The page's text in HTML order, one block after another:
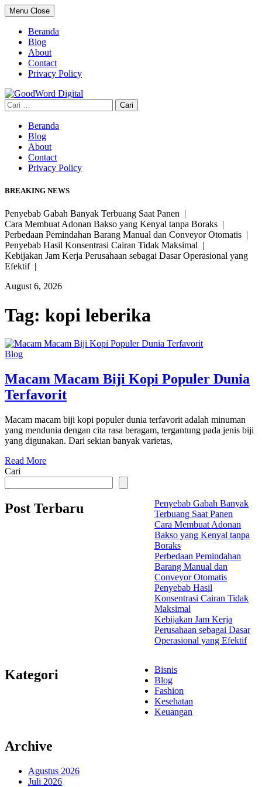
Skip
to
content
Menu Close
Beranda
Blog
About
Contact
Privacy Policy
Cari
untuk:
Beranda
Blog
About
Contact
Privacy Policy
BREAKING NEWS
Penyebab Gabah Banyak Terbuang Saat Panen |
Cara Membuat Adonan Bakso yang Kenyal tanpa Boraks |
Perbedaan Pemindahan Barang Manual dan Conveyor Otomatis |
Penyebab Hasil Konsentrasi Cairan Tidak Maksimal |
Kebijakan Jam Kerja Perusahaan sebagai Dasar Operasional yang
Efektif |
August 6, 2026
Tag: kopi leberika
Blog
Macam Macam Biji Kopi Populer Dunia
Terfavorit
Macam macam biji kopi populer dunia terfavorit adalah minuman
yang mendunia dengan cita rasa beragam, tergantung pada jenis biji
yang digunakan. Dari sekian banyak varietas,
Read More
Cari
Post Terbaru
Penyebab Gabah Banyak
Terbuang Saat Panen
Cara Membuat Adonan
Bakso yang Kenyal tanpa
Boraks
Perbedaan Pemindahan
Barang Manual dan
Conveyor Otomatis
Penyebab Hasil
Konsentrasi Cairan Tidak
Maksimal
Kebijakan Jam Kerja
Perusahaan sebagai Dasar
Operasional yang Efektif
Kategori
Bisnis
Blog
Fashion
Kesehatan
Keuangan
Archive
Agustus 2026
Juli 2026